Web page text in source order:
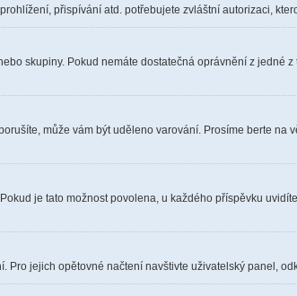
přispívání atd. potřebujete zvláštní autorizaci,
skupiny. Pokud nemáte dostatečná oprávnění z jedné
může vám být uděleno varování. Prosíme berte
je tato možnost povolena, u každého příspěvku
Pro jejich opětovné načtení navštivte uživatelský panel,